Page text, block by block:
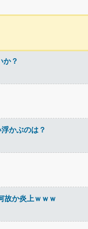
？
かぶのは？
か炎上ｗｗｗ